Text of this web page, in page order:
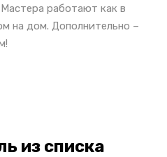
работают как в
на дом. Дополнительно –
из списка